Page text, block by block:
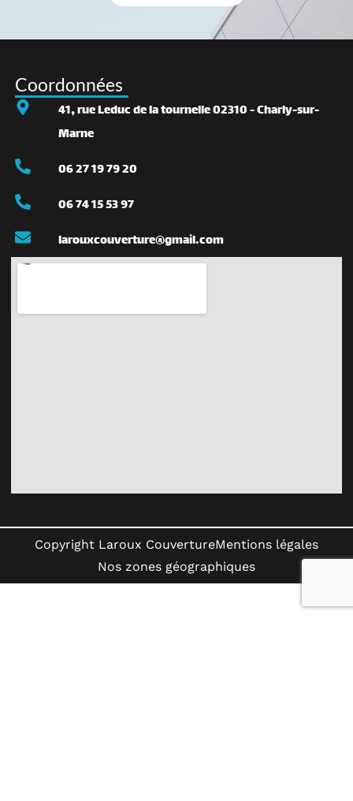
Coordonnées
41, rue Leduc de la tournelle 02310 - Charly-sur-
Marne
06 27 19 79 20
06 74 15 53 97
larouxcouverture@gmail.com
Copyright Laroux CouvertureMentions légales
Nos zones géographiques